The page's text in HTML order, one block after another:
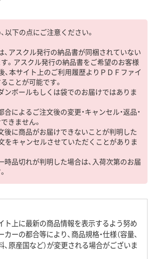
以下の点にご注意ください。
、アスクル発行の納品書が同梱されていない
。アスクル発行の納品書をご希望のお客様
、本サイト上のご利用履歴よりＰＤＦファイ
ことが可能です。
ンボールもしくは袋でのお届けではありま
合によるご注文後の変更・キャンセル・返品・
きません。
後に商品がお届けできないことが判明した
をキャンセルさせていただくことがありま
時品切れが判明した場合は、入荷次第のお届
ト上に最新の商品情報を表示するよう努め
ーの都合等により、商品規格・仕様（容量、
、原産国など）が変更される場合がございま